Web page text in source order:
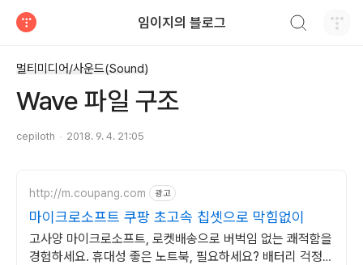
임이지의 블로그
멀티미디어/사운드(Sound)
Wave 파일 구조
cepiloth 2018. 9. 4. 21:05
http://m.coupang.com 광고
마이크로소프트 쿠팡 초고속 칩셋으로 막힘없이
고사양 마이크로소프트, 로켓배송으로 버벅임 없는 쾌적함을
경험하세요. 휴대성 좋은 노트북, 필요하세요? 배터리 걱정